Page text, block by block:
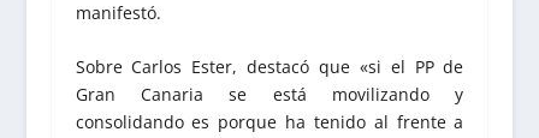
manifestó.
Sobre Carlos Ester, destacó que «si el PP de
Gran Canaria se está movilizando y
consolidando es porque ha tenido al frente a